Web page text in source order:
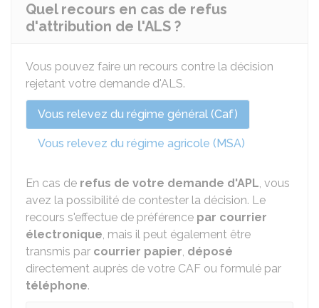
Quel recours en cas de refus
d'attribution de l'ALS ?
Vous pouvez faire un recours contre la décision
rejetant votre demande d'ALS.
Vous relevez du régime général (Caf)
Vous relevez du régime agricole (MSA)
En cas de refus de votre demande d'APL, vous
avez la possibilité de contester la décision. Le
recours s'effectue de préférence par courrier
électronique, mais il peut également être
transmis par courrier papier, déposé
directement auprès de votre CAF ou formulé par
téléphone.